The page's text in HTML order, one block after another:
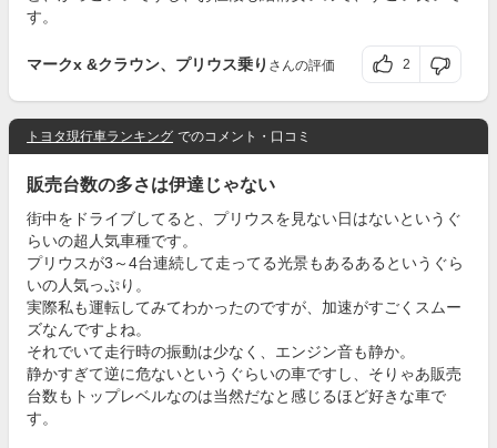
す。
マークx &クラウン、プリウス乗り さんの評価 2
トヨタ現行車ランキング でのコメント・口コミ
販売台数の多さは伊達じゃない
街中をドライブしてると、プリウスを見ない日はないというぐ
らいの超人気車種です。
プリウスが3～4台連続して走ってる光景もあるあるというぐら
いの人気っぷり。
実際私も運転してみてわかったのですが、加速がすごくスムー
ズなんですよね。
それでいて走行時の振動は少なく、エンジン音も静か。
静かすぎて逆に危ないというぐらいの車ですし、そりゃあ販売
台数もトップレベルなのは当然だなと感じるほど好きな車で
す。